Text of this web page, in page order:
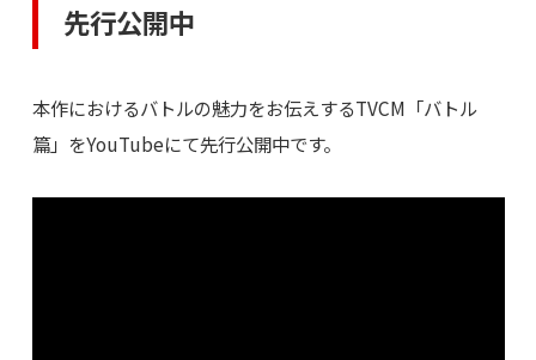
先行公開中
本作におけるバトルの魅力をお伝えするTVCM「バトル
篇」をYouTubeにて先行公開中です。